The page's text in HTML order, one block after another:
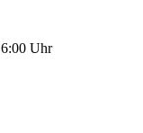
Uhr